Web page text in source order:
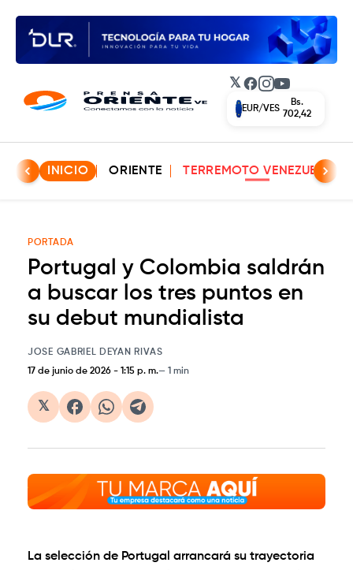
𝕏 Facebook
Instagram
YouTube
EUR/VES
Bs.
702,42
INICIO ORIENTE TERREMOTO VENEZUELA
PORTADA
Portugal y Colombia saldrán
a buscar los tres puntos en
su debut mundialista
JOSE GABRIEL DEYAN RIVAS
17 de junio de 2026 - 1:15 p. m. 1 min
𝕏
La selección de Portugal arrancará su trayectoria